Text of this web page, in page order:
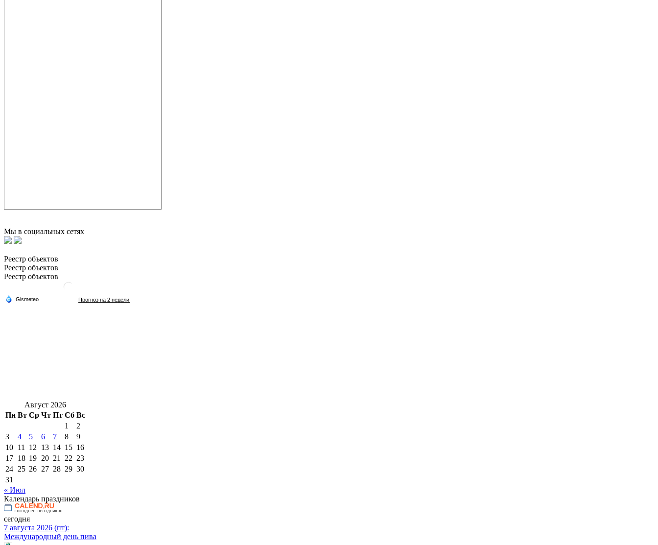
Мы в социальных сетях
Реестр объектов
Реестр объектов
Реестр объектов
Август 2026
Пн Вт Ср Чт Пт Сб Вс
1
2
3
4 5 6 7 8
9
10 11 12 13 14 15 16
17 18 19 20 21 22 23
24 25 26 27 28 29 30
31
« Июл
Календарь праздников
сегодня
7 августа 2026 (пт):
Международный день пива